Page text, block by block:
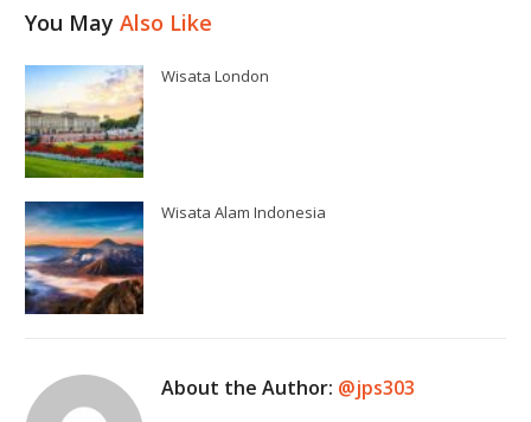
You MayAlso Like
Wisata London
Wisata Alam Indonesia
About the Author: @jps303